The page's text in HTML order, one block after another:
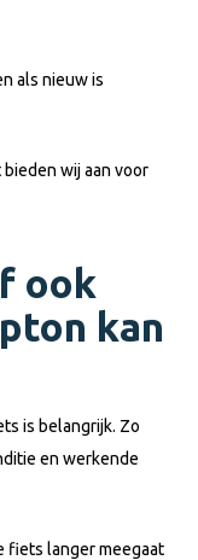
als nieuw is
wij aan voor
ook
kan
is belangrijk. Zo
en werkende
fiets langer meegaat